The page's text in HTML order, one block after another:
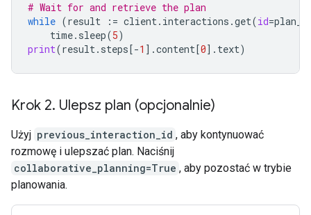
# Wait for and retrieve the plan
while (result := client. interactions .get(id=
time. sleep(5)
print(result. steps[-1 ] .content[0] . text)
Krok 2. Ulepsz plan (opcjonalnie)
Użyj previous_interaction_id , aby kontynuować
rozmowę i ulepszać plan. Naciśnij
collaborative_planning=True , aby pozostać w trybie
planowania.